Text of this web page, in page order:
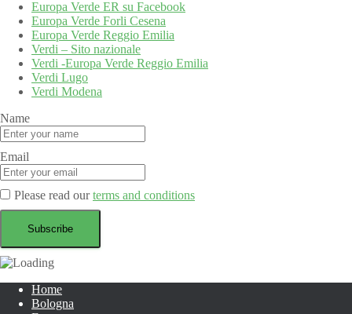
Europa Verde ER su Facebook
Europa Verde Forli Cesena
Europa Verde Reggio Emilia
Verdi – Sito nazionale
Verdi -Europa Verde Reggio Emilia
Verdi Lugo
Verdi Modena
Name
Email
Please read ourterms and conditions
Home
Bologna